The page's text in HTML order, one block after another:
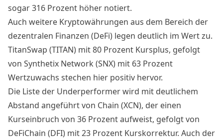
sogar 316 Prozent höher notiert.
Auch weitere Kryptowährungen aus dem Bereich der
dezentralen Finanzen (DeFi) legen deutlich im Wert zu.
TitanSwap (TITAN) mit 80 Prozent Kursplus, gefolgt
von Synthetix Network (SNX) mit 63 Prozent
Wertzuwachs stechen hier positiv hervor.
Die Liste der Underperformer wird mit deutlichem
Abstand angeführt von Chain (XCN), der einen
Kurseinbruch von 36 Prozent aufweist, gefolgt von
DeFiChain (DFI) mit 23 Prozent Kurskorrektur. Auch der